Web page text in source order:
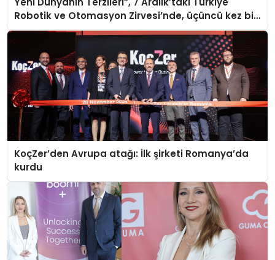
Robotik ve Otomasyon Zirvesi’nde, üçüncü kez bir
araya geliyor
KoçZer’den Avrupa atağı: İlk şirketi Romanya’da
kurdu